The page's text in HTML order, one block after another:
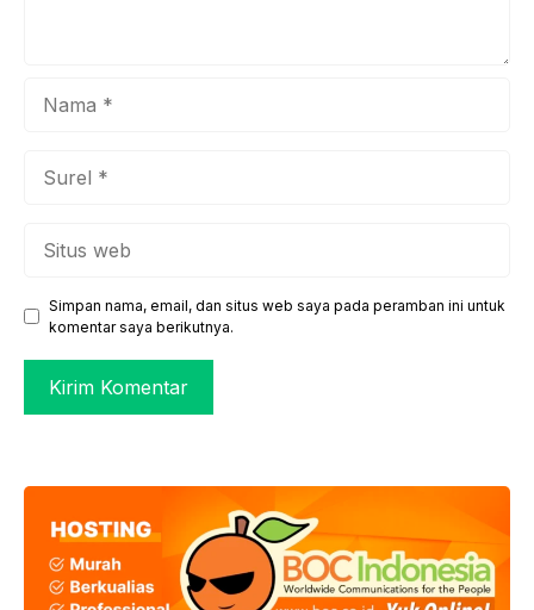
web
Simpan nama, email, dan situs web saya pada peramban ini untuk
komentar saya berikutnya.